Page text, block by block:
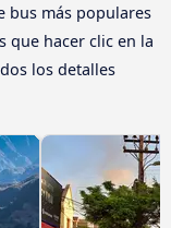
bus más populares
que hacer clic en la
los detalles